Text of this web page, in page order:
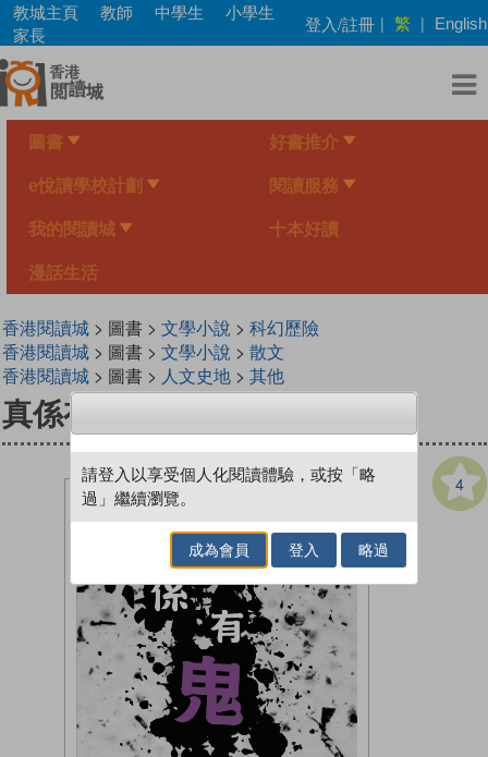
Skip
main
content
教城主頁 教師 中學生
小學生
家長
登入/註冊 | 繁 | English
圖書 好書推介
e悅讀學校計劃 閱讀服務
我的閱讀城 十本好讀
漫話生活
香港閱讀城> 圖書 > 文學小說 > 科幻歷險
香港閱讀城> 圖書 > 文學小說 > 散文
香港閱讀城> 圖書 > 人文史地> 其他
真係有鬼
4
請登入以享受個人化閱讀體驗，或按「略
過」繼續瀏覽。
成為會員 登入 略過